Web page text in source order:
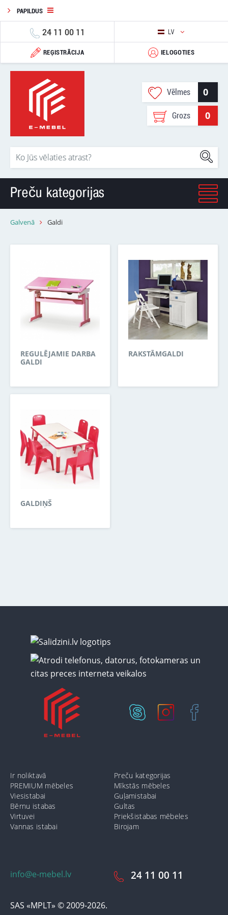
PAPILDUS
24 11 00 11 LV
REĢISTRĀCIJA IELOGOTIES
Vēlmes 0
Grozs 0
Preču kategorijas
Galvenā Galdi
REGULĒJAMIE DARBA
GALDI
RAKSTĀMGALDI
GALDIŅŠ
info@e-mebel.lv
SAS «MPLT» © 2009-2026.
24 11 00 11
Ir noliktavā
Preču kategorijas
PREMIUM mēbeles
Mīkstās mēbeles
Viesistabai
Guļamistabai
Bērnu istabas
Gultas
Virtuvei
Priekšistabas mēbeles
Vannas istabai
Birojam